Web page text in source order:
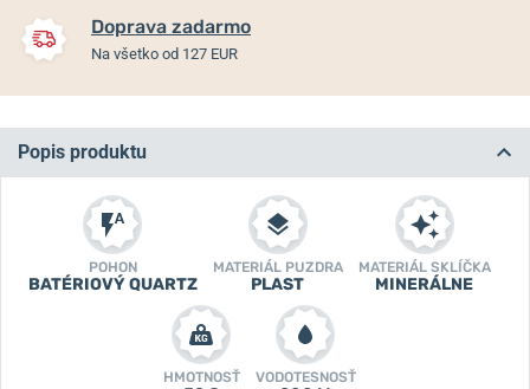
Doprava zadarmo
Na všetko od 127 EUR
Popis produktu
POHON
BATÉRIOVÝ QUARTZ
MATERIÁL PUZDRA
PLAST
MATERIÁL SKLÍČKA
MINERÁLNE
HMOTNOSŤ VODOTESNOSŤ